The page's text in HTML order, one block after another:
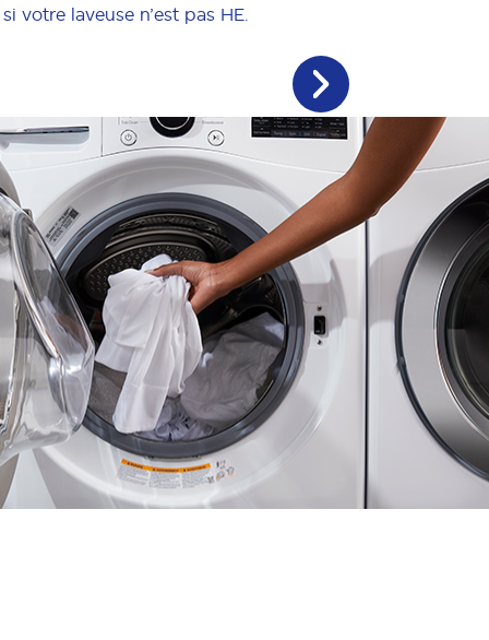
votre laveuse n’est pas HE.